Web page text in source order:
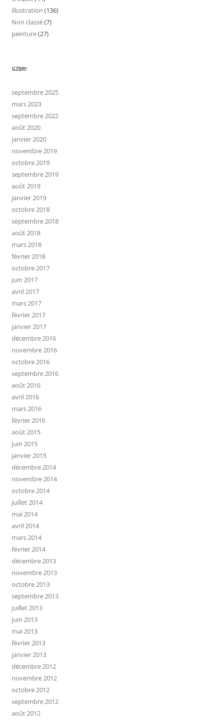
illustration (136)
Non classé(7)
peinture(27)
GZBR!
septembre 2025
mars 2023
septembre 2022
août 2020
janvier 2020
novembre 2019
octobre 2019
septembre 2019
août 2019
janvier 2019
octobre 2018
septembre 2018
août 2018
mars 2018
février 2018
octobre 2017
juin 2017
avril 2017
mars 2017
février 2017
janvier 2017
décembre 2016
novembre 2016
octobre 2016
septembre 2016
août 2016
avril 2016
mars 2016
février 2016
août 2015
juin 2015
janvier 2015
décembre 2014
novembre 2014
octobre 2014
juillet 2014
mai 2014
avril 2014
mars 2014
février 2014
décembre 2013
novembre 2013
octobre 2013
septembre 2013
juillet 2013
juin 2013
mai 2013
février 2013
janvier 2013
décembre 2012
novembre 2012
octobre 2012
septembre 2012
août 2012